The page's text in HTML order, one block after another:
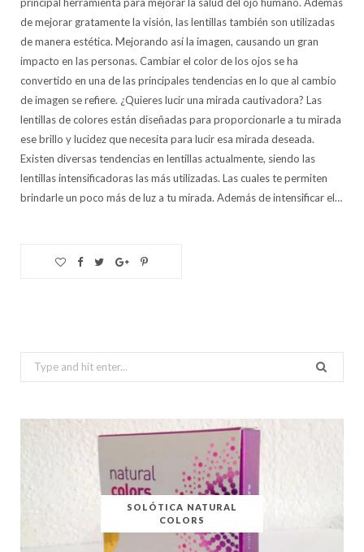
de mejorar gratamente la visión, las lentillas también son utilizadas
de manera estética. Mejorando así la imagen, causando un gran
impacto en las personas. Cambiar el color de los ojos se ha
convertido en una de las principales tendencias en lo que al cambio
de imagen se refiere. ¿Quieres lucir una mirada cautivadora? Las
lentillas de colores están diseñadas para proporcionarle a tu mirada
ese brillo y lucidez que necesita para lucir esa mirada deseada.
Existen diversas tendencias en lentillas actualmente, siendo las
lentillas intensificadoras las más utilizadas. Las cuales te permiten
brindarle un poco más de luz a tu mirada. Además de intensificar el…
Search
for:
SOLÓTICA NATURAL
COLORS